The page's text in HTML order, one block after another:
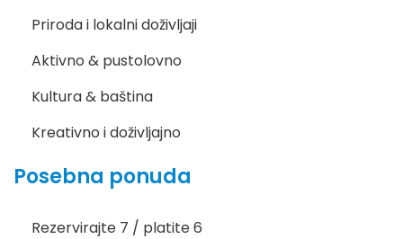
Priroda i lokalni doživljaji
Aktivno & pustolovno
Kultura & baština
Kreativno i doživljajno
Posebna ponuda
Rezervirajte 7 / platite 6